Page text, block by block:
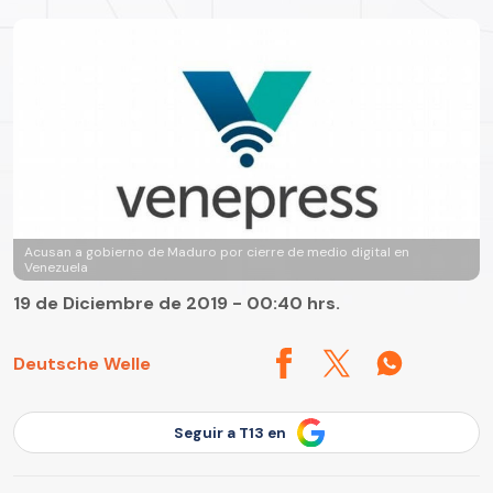
Acusan a gobierno de Maduro por cierre de medio digital en
Venezuela
Deutsche Welle
19 de Diciembre de 2019 - 00:40 hrs.
Seguir a T13 en